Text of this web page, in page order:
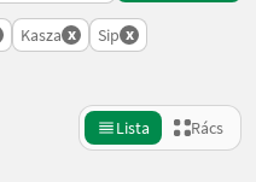
Kasza x Sip x
Lista Rács